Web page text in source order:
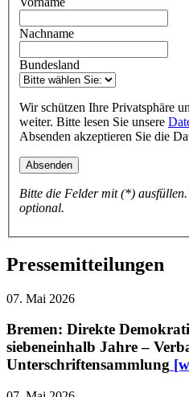
Nachname
Bundesland
Wir schützen Ihre Privatsphäre
weiter. Bitte lesen Sie unsere
Absenden akzeptieren Sie die
Bitte die Felder mit (*)
optional.
Pressemitteilungen
07. Mai 2026
Bremen: Direkte
siebeneinhalb Jahre –
Unterschriftensammlung